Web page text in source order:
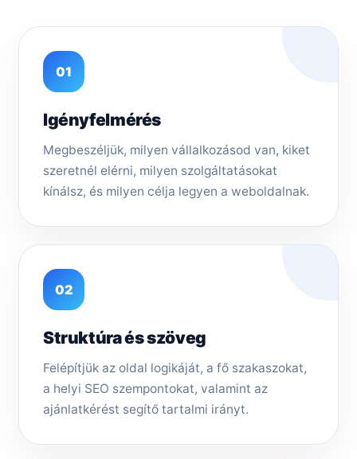
01
Igényfelmérés
Megbeszéljük, milyen vállalkozásod van, kiket
szeretnél elérni, milyen szolgáltatásokat
kínálsz, és milyen célja legyen a weboldalnak.
02
Struktúra és szöveg
Felépítjük az oldal logikáját, a fő szakaszokat,
a helyi SEO szempontokat, valamint az
ajánlatkérést segítő tartalmi irányt.